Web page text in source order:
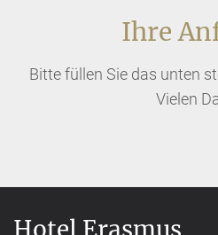
Ihre
Bitte füllen Sie das unten
Vielen